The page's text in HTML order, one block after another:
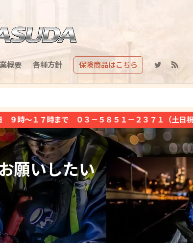
概要 各種方針 保険商品はこちら
５８５１－２３７１（土日祝日定休）
願いしたい